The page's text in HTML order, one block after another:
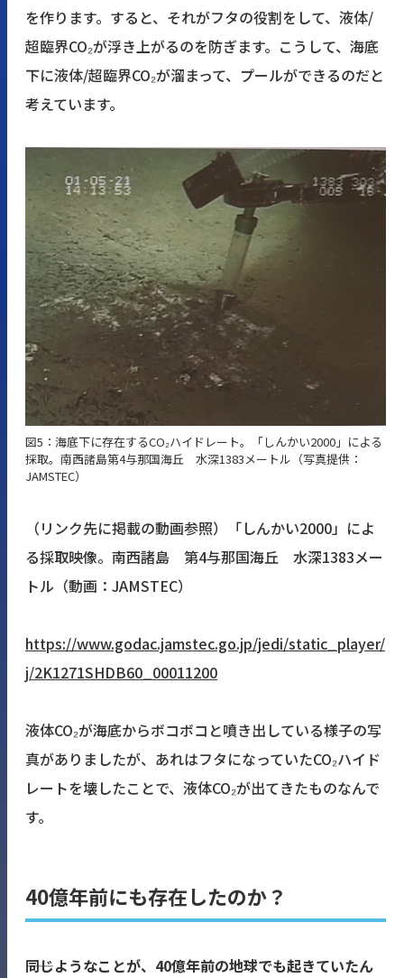
を作ります。すると、それがフタの役割をして、液体/
超臨界CO₂が浮き上がるのを防ぎます。こうして、海底
下に液体/超臨界CO₂が溜まって、プールができるのだと
考えています。
図5：海底下に存在するCO₂ハイドレート。「しんかい2000」による
採取。南西諸島第4与那国海丘 水深1383メートル（写真提供：
JAMSTEC）
（リンク先に掲載の動画参照）「しんかい2000」によ
る採取映像。南西諸島 第4与那国海丘 水深1383メー
トル（動画：JAMSTEC）
https://www.godac.jamstec.go.jp/jedi/static_player/
j/2K1271SHDB60_00011200
液体CO₂が海底からボコボコと噴き出している様子の写
真がありましたが、あれはフタになっていたCO₂ハイド
レートを壊したことで、液体CO₂が出てきたものなんで
す。
40億年前にも存在したのか？
――同じようなことが、40億年前の地球でも起きていたん